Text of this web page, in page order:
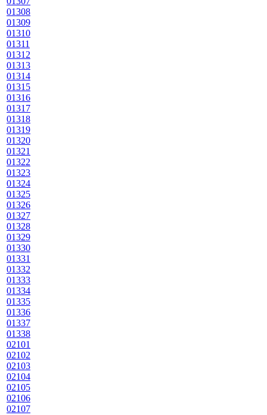
01308
01309
01310
01311
01312
01313
01314
01315
01316
01317
01318
01319
01320
01321
01322
01323
01324
01325
01326
01327
01328
01329
01330
01331
01332
01333
01334
01335
01336
01337
01338
02101
02102
02103
02104
02105
02106
02107